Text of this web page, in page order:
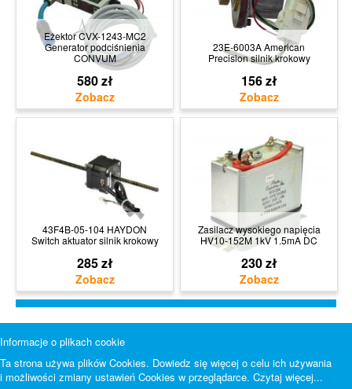
Eżektor CVX-1243-MC2
Generator podciśnienia
CONVUM
580 zł
23E-6003A American
Precision silnik krokowy
156 zł
43F4B-05-104 HAYDON
Switch aktuator silnik krokowy
285 zł
Zasilacz wysokiego napięcia
HV10-152M 1kV 1.5mA DC
230 zł
Informacje o plikach cookie
Ta strona używa plików Cookies. Dowiedz się więcej o celu ich używania
i możliwości zmiany ustawień Cookies w przeglądarce. Czytaj więcej...